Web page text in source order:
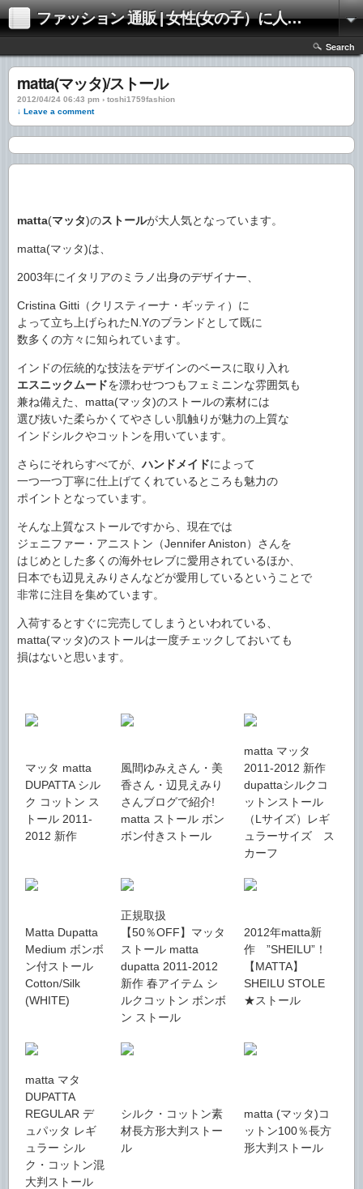
ファッション 通販 | 女性(女の子）に人気のファッションの通販 | 情報
Search
matta(マッタ)/ストール
2012/04/24 06:43 pm › toshi1759fashion
↓ Leave a comment
matta(マッタ)のストールが大人気となっています。
matta(マッタ)は、
2003年にイタリアのミラノ出身のデザイナー、
Cristina Gitti（クリスティーナ・ギッティ）に
よって立ち上げられたN.Yのブランドとして既に
数多くの方々に知られています。
インドの伝統的な技法をデザインのベースに取り入れ
エスニックムードを漂わせつつもフェミニンな雰囲気も
兼ね備えた、matta(マッタ)のストールの素材には
選び抜いた柔らかくてやさしい肌触りが魅力の上質な
インドシルクやコットンを用いています。
さらにそれらすべてが、ハンドメイドによって
一つ一つ丁寧に仕上げてくれているところも魅力の
ポイントとなっています。
そんな上質なストールですから、現在では
ジェニファー・アニストン（Jennifer Aniston）さんを
はじめとした多くの海外セレブに愛用されているほか、
日本でも辺見えみりさんなどが愛用しているということで
非常に注目を集めています。
入荷するとすぐに完売してしまうといわれている、
matta(マッタ)のストールは一度チェックしておいても
損はないと思います。
マッタ matta
DUPATTA シル
ク コットン ス
トール 2011-
2012 新作
風間ゆみえさん・美
香さん・辺見えみり
さんブログで紹介!
matta ストール ボン
ボン付きストール
matta マッタ
2011-2012 新作
dupattaシルクコ
ットンストール
（Lサイズ）レギ
ュラーサイズ ス
カーフ
Matta Dupatta
Medium ボンボ
ン付ストール
Cotton/Silk
(WHITE)
正規取扱
【50％OFF】マッタ
ストール matta
dupatta 2011-2012
新作 春アイテム シ
ルクコットン ボンボ
ン ストール
2012年matta新
作 ”SHEILU”！
【MATTA】
SHEILU STOLE
★ストール
matta マタ
DUPATTA
REGULAR デ
ュパッタ レギ
ュラー シル
ク・コットン混
大判ストール
シルク・コットン素
材長方形大判ストー
ル
matta (マッタ)コ
ットン100％長方
形大判ストール